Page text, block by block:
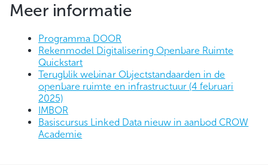
Meer informatie
Programma DOOR
Rekenmodel Digitalisering Openbare Ruimte
Quickstart
Terugblik webinar Objectstandaarden in de
openbare ruimte en infrastructuur (4 februari
2025)
IMBOR
Basiscursus Linked Data nieuw in aanbod CROW
Academie